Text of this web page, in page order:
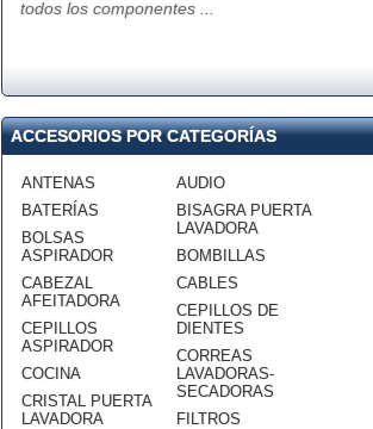
todos los componentes ...
ACCESORIOS POR CATEGORÍAS
ANTENAS
BATERÍAS
BOLSAS
ASPIRADOR
CABEZAL
AFEITADORA
CEPILLOS
ASPIRADOR
COCINA
CRISTAL PUERTA
LAVADORA
AUDIO
BISAGRA PUERTA
LAVADORA
BOMBILLAS
CABLES
CEPILLOS DE
DIENTES
CORREAS
LAVADORAS-
SECADORAS
FILTROS